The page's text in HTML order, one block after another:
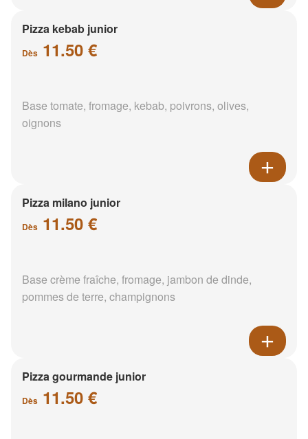
Pizza kebab junior
Dès 11.50 €
Base tomate, fromage, kebab, poivrons, olives,
oignons
Pizza milano junior
Dès 11.50 €
Base crème fraîche, fromage, jambon de dinde,
pommes de terre, champignons
Pizza gourmande junior
Dès 11.50 €